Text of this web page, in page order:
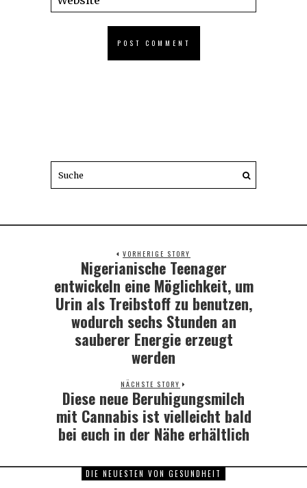
VORHERIGE STORY
Previous
post:
Nigerianische Teenager
entwickeln eine Möglichkeit, um
Urin als Treibstoff zu benutzen,
wodurch sechs Stunden an
sauberer Energie erzeugt
werden
NÄCHSTE STORY
Next
post:
Diese neue Beruhigungsmilch
mit Cannabis ist vielleicht bald
bei euch in der Nähe erhältlich
DIE NEUESTEN VON GESUNDHEIT